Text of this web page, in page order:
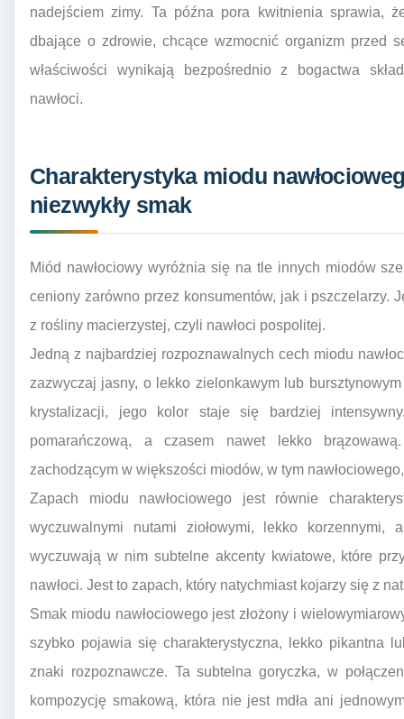
nadejściem zimy. Ta późna pora kwitnienia sprawia,
dbające o zdrowie, chcące wzmocnić organizm przed
właściwości wynikają bezpośrednio z bogactwa
nawłoci.
Charakterystyka miodu
niezwykły smak
Miód nawłociowy wyróżnia się na tle innych miodów
ceniony zarówno przez konsumentów, jak i pszczelarzy.
z rośliny macierzystej, czyli nawłoci pospolitej.
Jedną z najbardziej rozpoznawalnych cech miodu
zazwyczaj jasny, o lekko zielonkawym lub
krystalizacji, jego kolor staje się bardziej
pomarańczową, a czasem nawet lekko
zachodzącym w większości miodów, w tym
Zapach miodu nawłociowego jest równie
wyczuwalnymi nutami ziołowymi, lekko korzennymi,
wyczuwają w nim subtelne akcenty kwiatowe, które
nawłoci. Jest to zapach, który natychmiast kojarzy się z
Smak miodu nawłociowego jest złożony i
szybko pojawia się charakterystyczna, lekko pikantna
znaki rozpoznawcze. Ta subtelna goryczka, w
kompozycję smakową, która nie jest mdła ani